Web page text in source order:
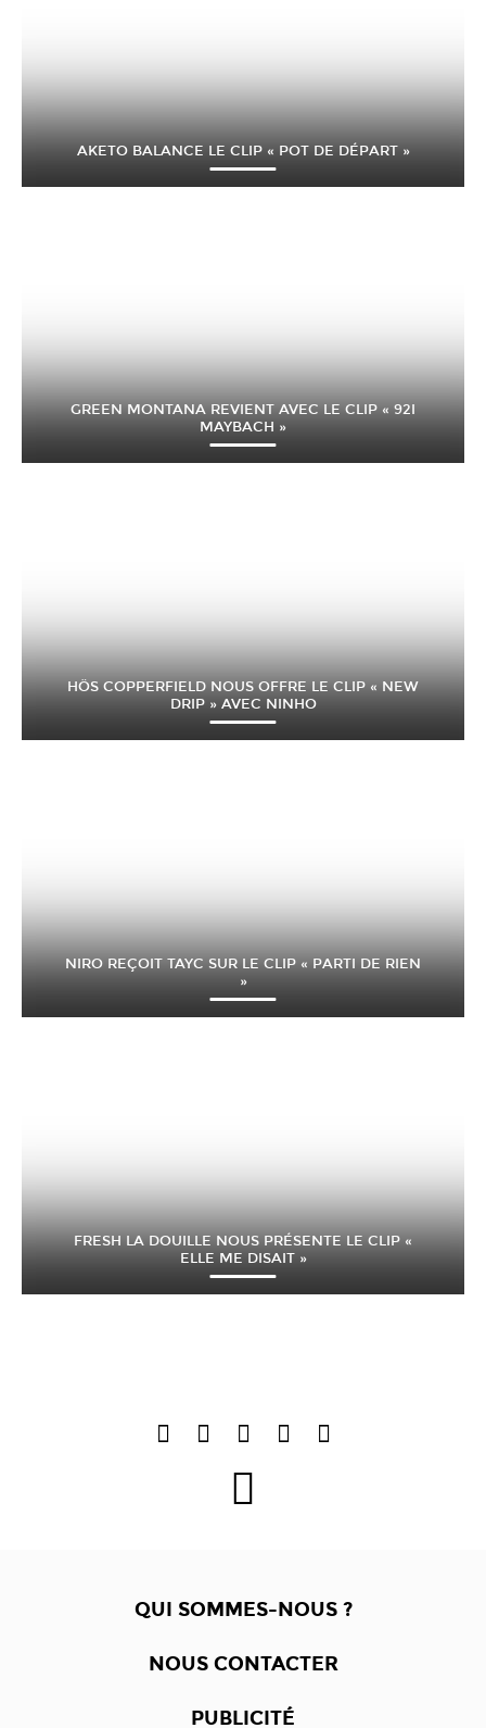
AKETO BALANCE LE CLIP « POT DE DÉPART »
GREEN MONTANA REVIENT AVEC LE CLIP « 92I
MAYBACH »
HÖS COPPERFIELD NOUS OFFRE LE CLIP « NEW
DRIP » AVEC NINHO
NIRO REÇOIT TAYC SUR LE CLIP « PARTI DE RIEN
»
FRESH LA DOUILLE NOUS PRÉSENTE LE CLIP «
ELLE ME DISAIT »
QUI SOMMES-NOUS ?
NOUS CONTACTER
PUBLICITÉ